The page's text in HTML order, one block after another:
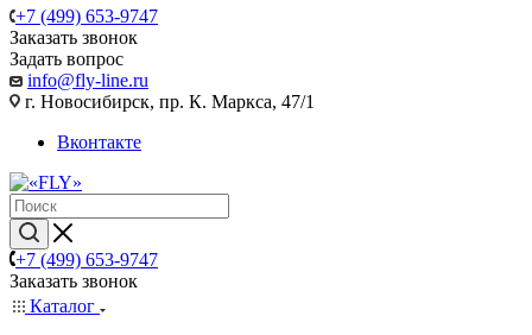
+7 (499) 653-9747
Заказать звонок
Задать вопрос
info@fly-line.ru
г. Новосибирск, пр. К. Маркса, 47/1
Вконтакте
+7 (499) 653-9747
Заказать звонок
Каталог